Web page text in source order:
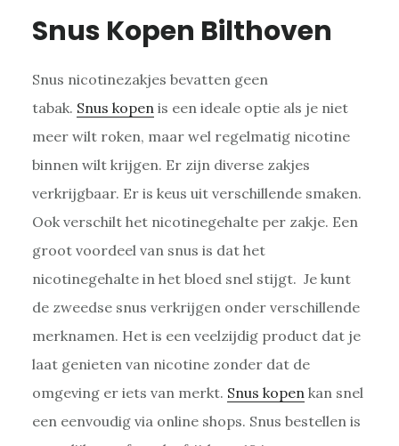
Snus Kopen Bilthoven
Snus nicotinezakjes bevatten geen
tabak. Snus kopenis een ideale optie als je niet
meer wilt roken, maar wel regelmatig nicotine
binnen wilt krijgen. Er zijn diverse zakjes
verkrijgbaar. Er is keus uit verschillende smaken.
Ook verschilt het nicotinegehalte per zakje. Een
groot voordeel van snus is dat het
nicotinegehalte in het bloed snel stijgt. Je kunt
de zweedse snus verkrijgen onder verschillende
merknamen. Het is een veelzijdig product dat je
laat genieten van nicotine zonder dat de
omgeving er iets van merkt. Snus kopenkan snel
een eenvoudig via online shops. Snus bestellen is